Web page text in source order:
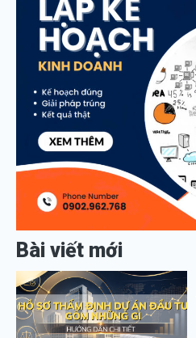
Bài viết mới